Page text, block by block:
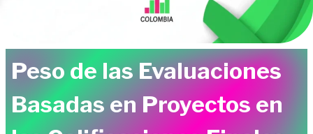
Peso de las Evaluaciones
Basadas en Proyectos en